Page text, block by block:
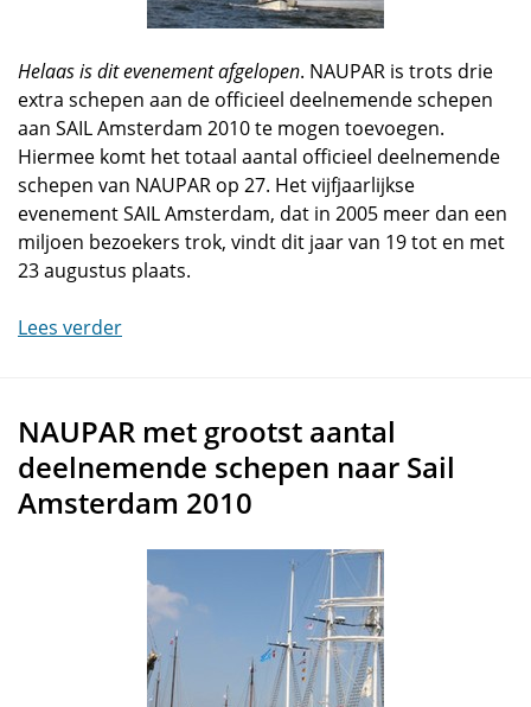
Helaas is dit evenement afgelopen. NAUPAR is trots drie
extra schepen aan de officieel deelnemende schepen
aan SAIL Amsterdam 2010 te mogen toevoegen.
Hiermee komt het totaal aantal officieel deelnemende
schepen van NAUPAR op 27. Het vijfjaarlijkse
evenement SAIL Amsterdam, dat in 2005 meer dan een
miljoen bezoekers trok, vindt dit jaar van 19 tot en met
23 augustus plaats.
Lees verder
NAUPAR met grootst aantal
deelnemende schepen naar Sail
Amsterdam 2010